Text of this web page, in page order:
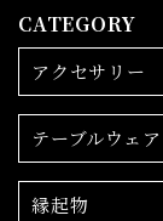
CATEGORY
アクセサリー
テーブルウェア
縁起物